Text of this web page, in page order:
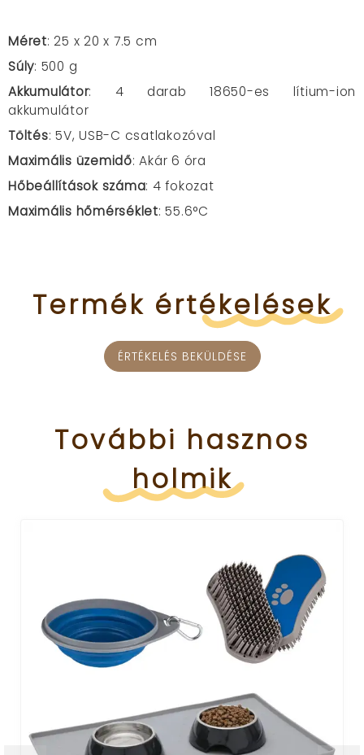
Méret: 25 x 20 x 7.5 cm
Súly: 500 g
Akkumulátor: 4 darab 18650-es lítium-ion
akkumulátor
Töltés: 5V, USB-C csatlakozóval
Maximális üzemidő: Akár 6 óra
Hőbeállítások száma: 4 fokozat
Maximális hőmérséklet: 55.6°C
Termék értékelések
ÉRTÉKELÉS BEKÜLDÉSE
További hasznos
holmik